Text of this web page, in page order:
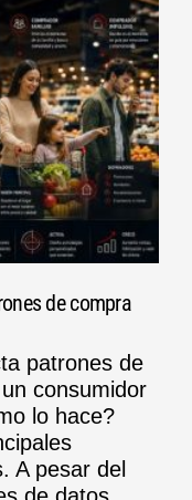
de compra
patrones de
consumidor
lo hace?
A pesar del